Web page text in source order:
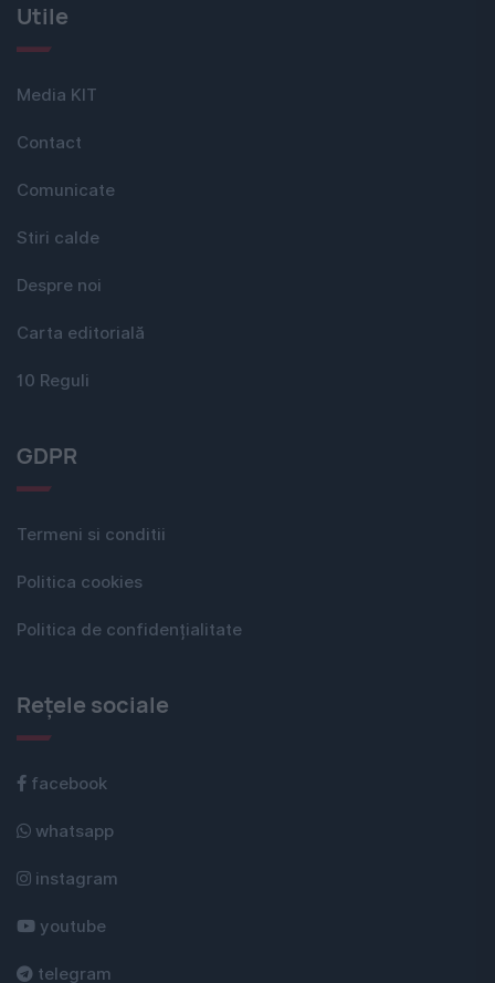
Utile
Media KIT
Contact
Comunicate
Stiri calde
Despre noi
Carta editorială
10 Reguli
GDPR
Termeni si conditii
Politica cookies
Politica de confidențialitate
Rețele sociale
facebook
whatsapp
instagram
youtube
telegram